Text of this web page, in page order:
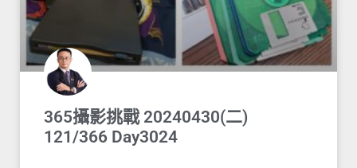
365攝影挑戰 20240430(二)
121/366 Day3024